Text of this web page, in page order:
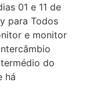
01 e 11 de
para Todos
e monitor
do
há